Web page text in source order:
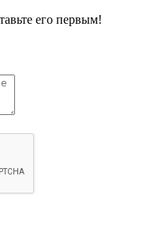
его первым!